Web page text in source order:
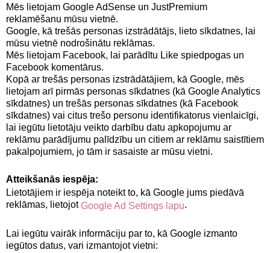
Mēs lietojam Google AdSense un JustPremium
reklamēšanu mūsu vietnē.
Google, kā trešās personas izstrādātājs, lieto sīkdatnes, lai
mūsu vietnē nodrošinātu reklāmas.
Mēs lietojam Facebook, lai parādītu Like spiedpogas un
Facebook komentārus.
Kopā ar trešās personas izstrādātājiem, kā Google, mēs
lietojam arī pirmās personas sīkdatnes (kā Google Analytics
sīkdatnes) un trešās personas sīkdatnes (kā Facebook
sīkdatnes) vai citus trešo personu identifikatorus vienlaicīgi,
lai iegūtu lietotāju veikto darbību datu apkopojumu ar
reklāmu parādījumu palīdzību un citiem ar reklāmu saistītiem
pakalpojumiem, jo tām ir sasaiste ar mūsu vietni.
Atteikšanās iespēja:
Lietotājiem ir iespēja noteikt to, kā Google jums piedāvā
reklāmas, lietojotGoogle Ad Settings lapu.
Lai iegūtu vairāk informāciju par to, kā Google izmanto
iegūtos datus, vari izmantojot vietni: